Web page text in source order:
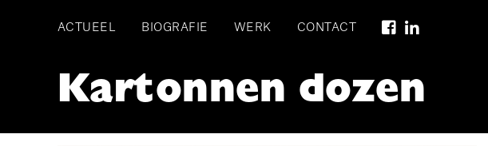
Main
navigation
ACTUEEL BIOGRAFIE WERK CONTACT
Kartonnen dozen